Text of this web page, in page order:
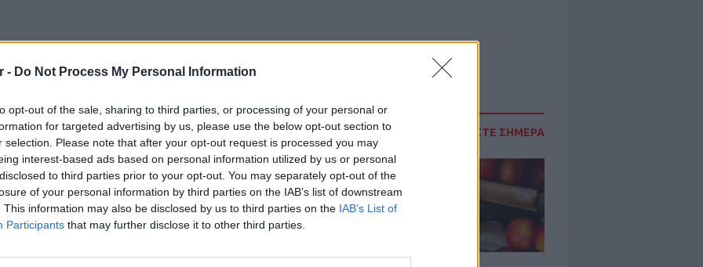
- Do Not Process My Personal Information
opt-out of the sale, sharing to third parties, or processing of your personal or
for targeted advertising by us, please use the below opt-out section to
selection. Please note that after your opt-out request is processed you may
interest-based ads based on personal information utilized by us or personal
to third parties prior to your opt-out. You may separately opt-out of the
of your personal information by third parties on the IAB’s list of downstream
This information may also be disclosed by us to third parties on the IAB’s List of
Participants that may further disclose it to other third parties.
ΔΙΑΒΑΣΤΕ ΣΗΜΕΡΑ
πάντα
τους έπαθαν μεγάλες καταστροφές
Daniel προσπαθούν να σταθούν στα
μέσο καταβάλλουν προσπάθειες να